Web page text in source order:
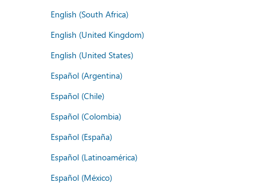
English (South Africa)
English (United Kingdom)
English (United States)
Español (Argentina)
Español (Chile)
Español (Colombia)
Español (España)
Español (Latinoamérica)
Español (México)